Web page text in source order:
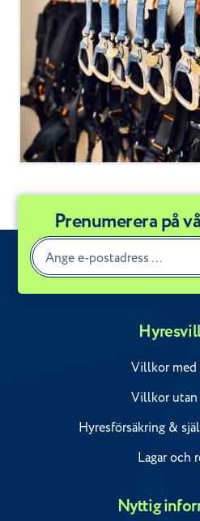
Prenumerera på
Villkor med
Villkor utan
Hyresförsäkring &
Lagar och
Nyttig